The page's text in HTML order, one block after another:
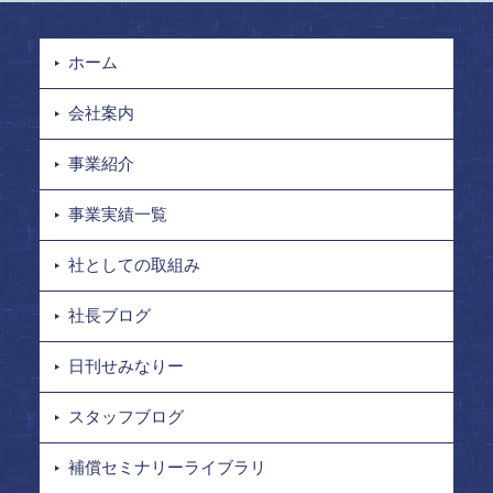
ホーム
会社案内
事業紹介
事業実績一覧
社としての取組み
社長ブログ
日刊せみなりー
スタッフブログ
補償セミナリーライブラリ